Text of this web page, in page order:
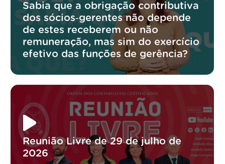
Sabia que a obrigação contributiva
dos sócios‑gerentes não depende
de estes receberem ou não
remuneração, mas sim do exercício
efetivo das funções de gerência?
Reunião Livre de 29 de julho de
2026